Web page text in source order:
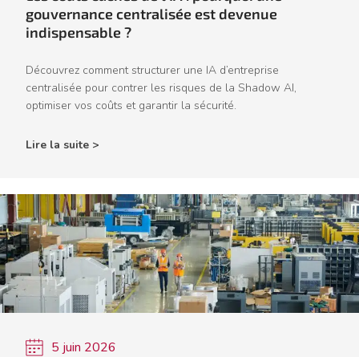
gouvernance centralisée est devenue
indispensable ?
Découvrez comment structurer une IA d’entreprise
centralisée pour contrer les risques de la Shadow AI,
optimiser vos coûts et garantir la sécurité.
Lire la suite >
5 juin 2026